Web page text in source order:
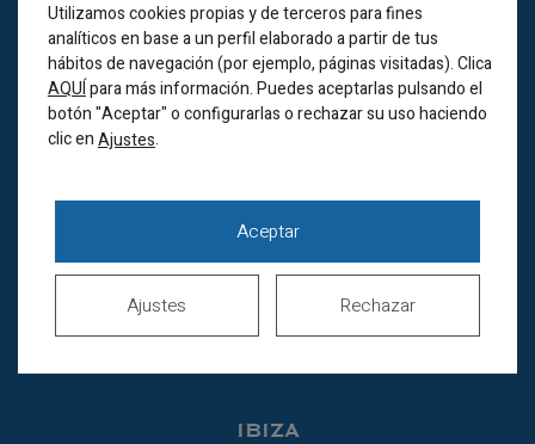
BILBAO
Alameda Recalde 35A
(Bilbao 48011)
Lunes a jueves de
8.00 a 20.00h
Sábados cerrados
944 44 38 00
IBIZA
Utilizamos cookies propias y de terceros para fines
analíticos en base a un perfil elaborado a partir de tus
hábitos de navegación (por ejemplo, páginas visitadas). Clica
AQUÍpara más información. Puedes aceptarlas pulsando el
botón "Aceptar" o configurarlas o rechazar su uso haciendo
clic enAjustes.
Aceptar
Rechazar
Ajustes